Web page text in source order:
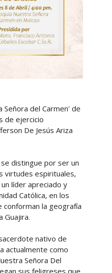
Señora del Carmen' de
de ejercicio
De Jesús Ariza
distingue por ser un
virtudes espirituales,
líder apreciado y
Católica, en los
conforman la geografía
Guajira.
nativo de
actualmente como
Señora Del
sus feligreses que